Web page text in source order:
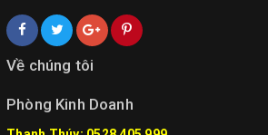
Về chúng tôi
Phòng Kinh Doanh